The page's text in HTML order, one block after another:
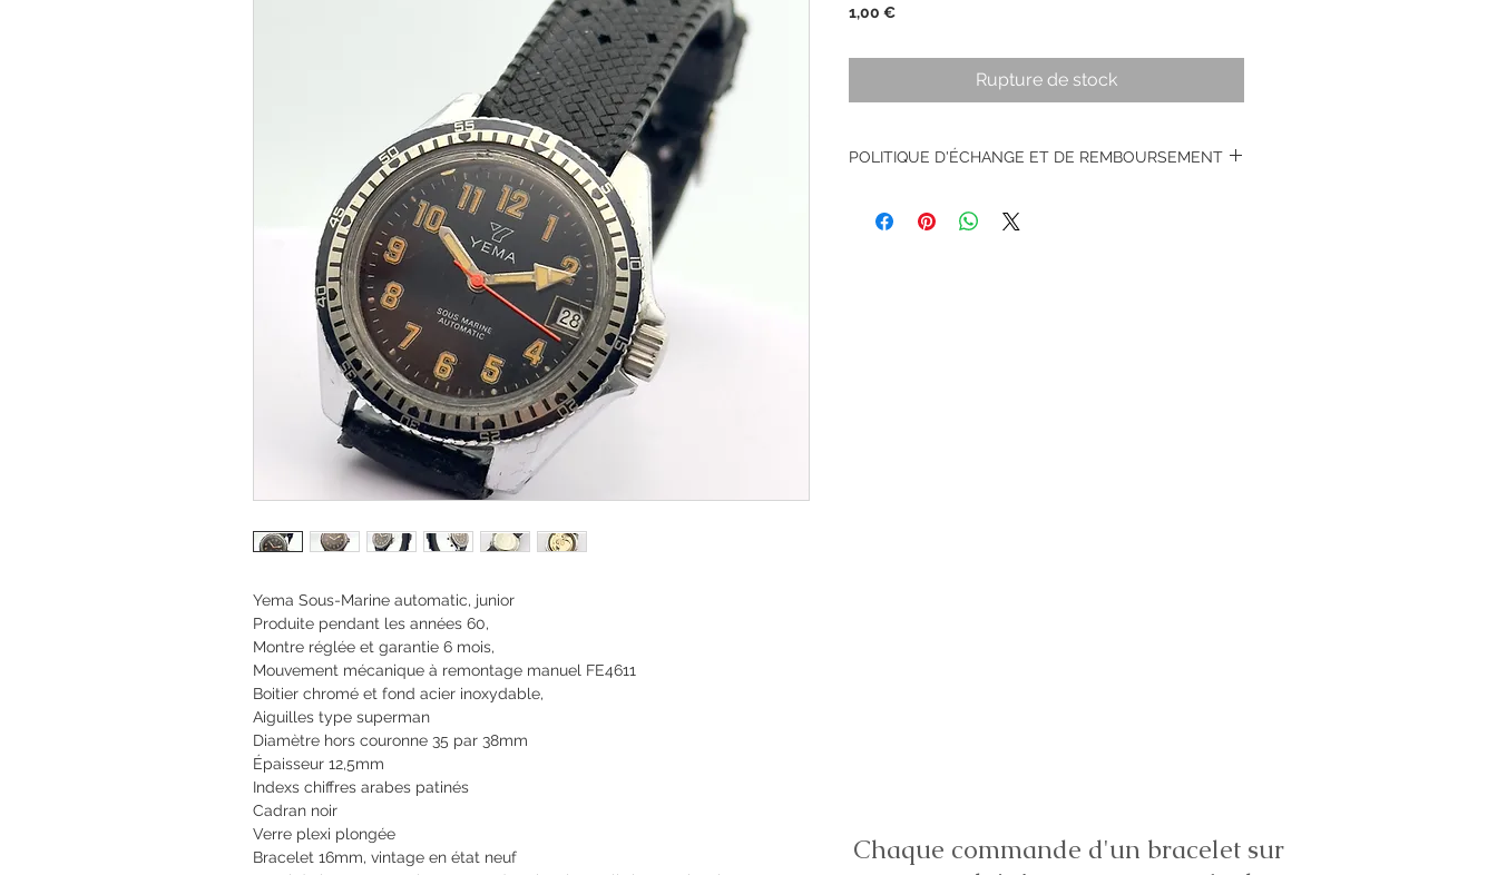
Yema Sous-Marine automatic, junior
Produite pendant les années 60,
Montre réglée et garantie 6 mois,
Mouvement mécanique à remontage manuel FE4611
Boitier chromé et fond acier inoxydable,
Aiguilles type superman
Diamètre hors couronne 35 par 38mm
Épaisseur 12,5mm
Indexs chiffres arabes patinés
Cadran noir
Verre plexi plongée
Bracelet 16mm, vintage en état neuf
1,00 €Prix
Rupture de stock
POLITIQUE D'ÉCHANGE ET DE REMBOURSEMENT
Chaque commande d'un bracelet sur